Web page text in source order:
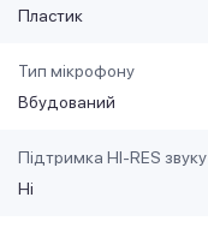
Пластик
Тип мікрофону
Вбудований
Підтримка HI-RES звуку
Ні